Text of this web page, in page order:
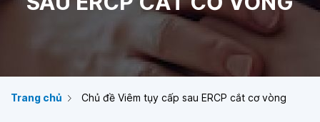
Trang chủ Chủ đề Viêm tụy cấp sau ERCP cắt cơ vòng